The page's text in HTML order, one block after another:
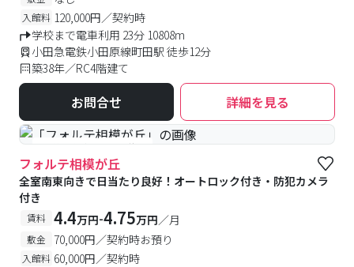
入館料 120,000円／契約時
学校まで電車利用 23分 10808m
小田急電鉄小田原線町田駅 徒歩12分
築38年／RC4階建て
お問合せ 詳細を見る
#予約受付中 #空室待ち
フォルテ相模が丘
全室南東向きで日当たり良好！オートロック付き・防犯カメラ
付き
賃料 4.4万円-4.75万円／月
敷金 70,000円／契約時お預り
入館料 60,000円／契約時